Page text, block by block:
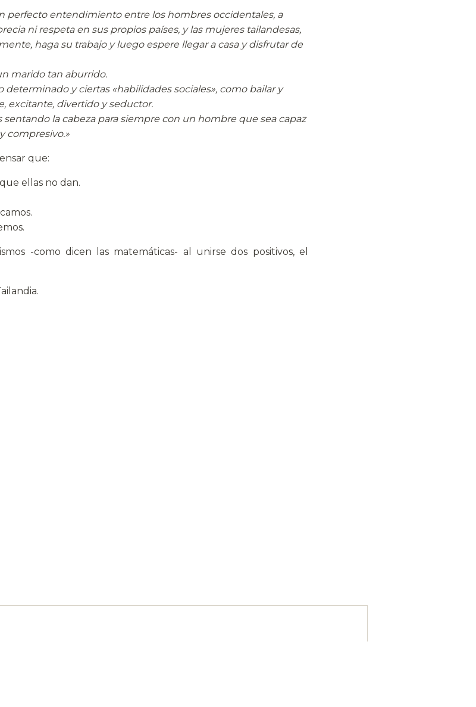
perfecto entendimiento entre los hombres occidentales, a
ni respeta en sus propios países, y las mujeres tailandesas,
haga su trabajo y luego espere llegar a casa y disfrutar de
marido tan aburrido.
y ciertas «habilidades sociales», como bailar y
excitante, divertido y seductor.
la cabeza para siempre con un hombre que sea capaz
compresivo.»
que:
ellas no dan.
-como dicen las matemáticas- al unirse dos positivos, el